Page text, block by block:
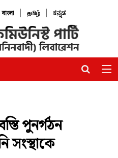
বাংলা | தமிழ் | ಕನ್ನಡ
পুনর্গঠন
সংস্থাকে